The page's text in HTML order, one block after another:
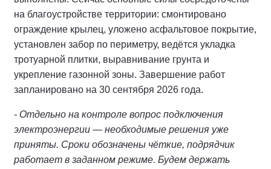
на благоустройстве территории: смонтировано
ограждение крылец, уложено асфальтовое покрытие,
установлен забор по периметру, ведётся укладка
тротуарной плитки, выравнивание грунта и
укрепление газонной зоны. Завершение работ
запланировано на 30 сентября 2026 года.
- Отдельно на контроле вопрос подключения
электроэнергии — необходимые решения уже
приняты. Сроки обозначены чёткие, подрядчик
работает в заданном режиме. Будем держать